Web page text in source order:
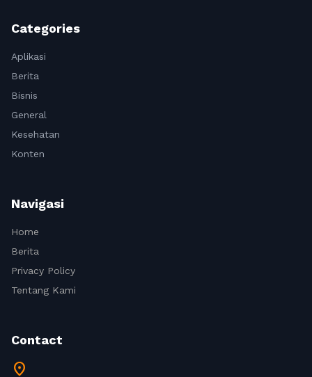
Categories
Aplikasi
Berita
Bisnis
General
Kesehatan
Konten
Navigasi
Home
Berita
Privacy Policy
Tentang Kami
Contact
location_on